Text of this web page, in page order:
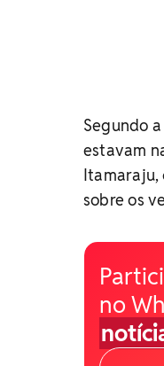
Segundo
estavam
Itamaraju,
sobre os
no